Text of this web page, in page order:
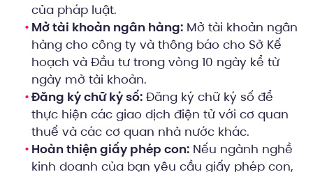
của pháp luật.
Mở tài khoản ngân hàng: Mở tài khoản ngân
hàng cho công ty và thông báo cho Sở Kế
hoạch và Đầu tư trong vòng 10 ngày kể từ
ngày mở tài khoản.
Đăng ký chữ ký số: Đăng ký chữ ký số để
thực hiện các giao dịch điện tử với cơ quan
thuế và các cơ quan nhà nước khác.
Hoàn thiện giấy phép con: Nếu ngành nghề
kinh doanh của bạn yêu cầu giấy phép con,